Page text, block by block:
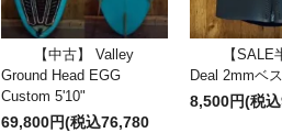
【中古】 Valley
Ground Head EGG
Custom 5'10"
69,800円(税込76,780
【SALE
Deal 2mmベ
8,500円(税